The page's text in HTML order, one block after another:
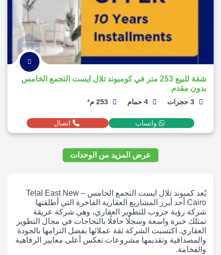
شقة للبيع 253 متر في كومبوند تلال ايست التجمع الخامس
بدون مقدم
3 حجرات 4 حمام 253 م²
واتساب اتصال
عرض المزيد من الوحدات
يُعد كمبوند تلال ايست التجمع الخامس – Telal East New
Cairo أحد أبرز المشاريع العقارية الفاخرة التي أطلقتها
شركة رؤية جروب للتطوير العقاري، وهي شركة عريقة
تمتلك خبرة واسعة وسجلًا حافلًا بالنجاحات في مجال التطوير
العقاري. اكتسبت الشركة ثقة عملائها بفضل التزامها بالجودة
والمصداقية وتقديمها مشروعات تعكس أعلى معايير الرفاهية
والفخامة.